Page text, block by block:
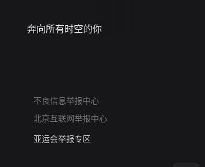
奔向所有时空的你
不良信息举报中心
北京互联网举报中心
算法推荐专项举报
亚运会举报专区